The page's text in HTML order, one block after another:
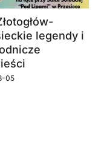
legendy i
05